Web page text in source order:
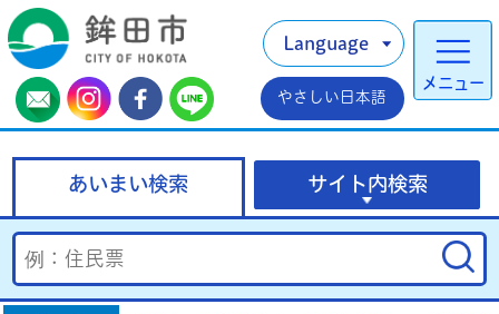
メニュー
Language
やさしい日本語
あいまい検索 サイト内検索